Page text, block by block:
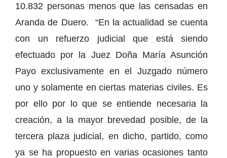
10.832 personas menos que las censadas en
Aranda de Duero. “En la actualidad se cuenta
con un refuerzo judicial que está siendo
efectuado por la Juez Doña María Asunción
Payo exclusivamente en el Juzgado número
uno y solamente en ciertas materias civiles. Es
por ello por lo que se entiende necesaria la
creación, a la mayor brevedad posible, de la
tercera plaza judicial, en dicho, partido, como
ya se ha propuesto en varias ocasiones tanto